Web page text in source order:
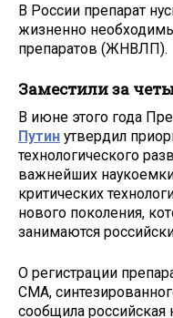
В России препарат
жизненно
препаратов (ЖНВЛП).
Заместили за
В июне этого года
Путин утвердил
технологического
важнейших
критических
нового поколения,
занимаются
О регистрации
СМА,
сообщила российская